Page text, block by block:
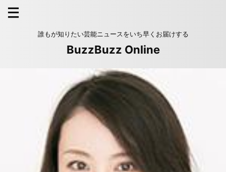
誰もが知りたい芸能ニュースをいち早くお届けする
BuzzBuzz Online